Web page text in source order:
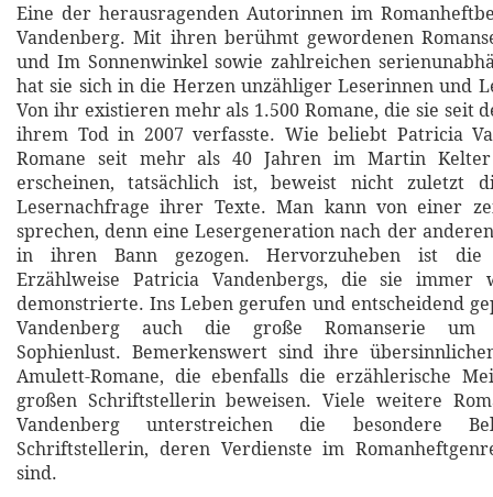
Eine der herausragenden Autorinnen im
Vandenberg. Mit ihren berühmt gewordenen
und Im Sonnenwinkel sowie zahlreichen
hat sie sich in die Herzen unzähliger Leserinnen und
Von ihr existieren mehr als 1.500 Romane, die sie seit
ihrem Tod in 2007 verfasste. Wie beliebt Patricia
Romane seit mehr als 40 Jahren im Martin
erscheinen, tatsächlich ist, beweist nicht zuletzt
Lesernachfrage ihrer Texte. Man kann von einer
sprechen, denn eine Lesergeneration nach der
in ihren Bann gezogen. Hervorzuheben ist die
Erzählweise Patricia Vandenbergs, die sie immer
demonstrierte. Ins Leben gerufen und entscheidend
Vandenberg auch die große Romanserie um
Sophienlust. Bemerkenswert sind ihre
Amulett-Romane, die ebenfalls die erzählerische
großen Schriftstellerin beweisen. Viele weitere
Vandenberg unterstreichen die besondere
Schriftstellerin, deren Verdienste im
sind.